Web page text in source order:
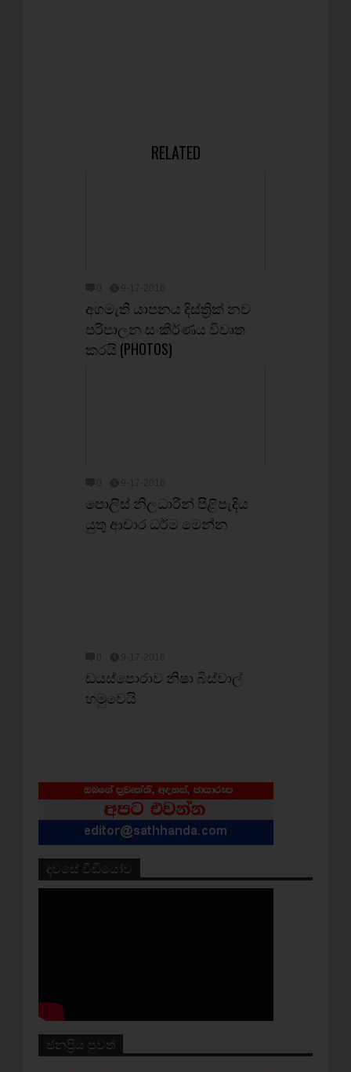
RELATED
අගමැති යාපනය දිස්ත්‍රික් නව
පරිපාලන සංකීර්ණය විවෘත
කරයි (PHOTOS)
පොලිස් නිලධාරීන් පිළිපැදිය
යුතු ආචාර ධර්ම මෙන්න
ඩයස්පොරාව නිෂා බිස්වාල්
හමුවෙයි
දවසේ වීඩියෝව
ජනප්‍රිය පුවත්